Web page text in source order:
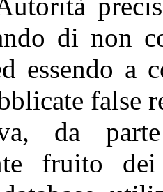
di non
essendo a
false
da
fruito